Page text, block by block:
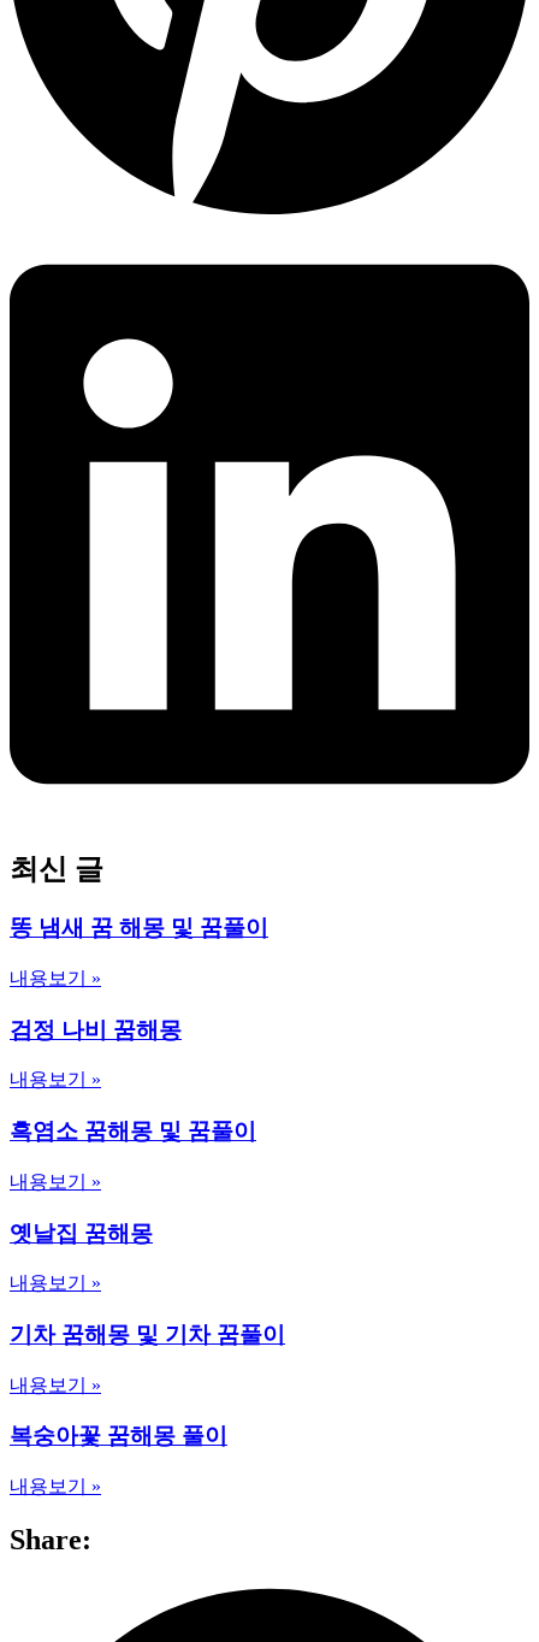
최신 글
똥 냄새 꿈 해몽 및 꿈풀이
내용보기 »
검정 나비 꿈해몽
내용보기 »
흑염소 꿈해몽 및 꿈풀이
내용보기 »
옛날집 꿈해몽
내용보기 »
기차 꿈해몽 및 기차 꿈풀이
내용보기 »
복숭아꽃 꿈해몽 풀이
내용보기 »
Share: